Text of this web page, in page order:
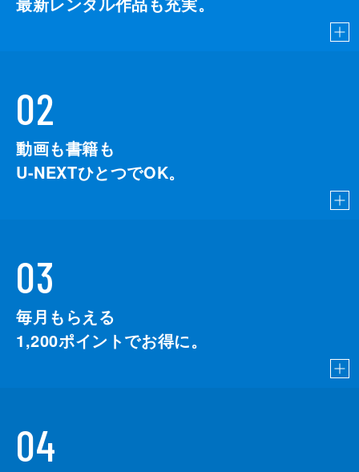
02
動画も書籍も
U-NEXTひとつでOK。
03
毎月もらえる
1,200ポイントでお得に。
04